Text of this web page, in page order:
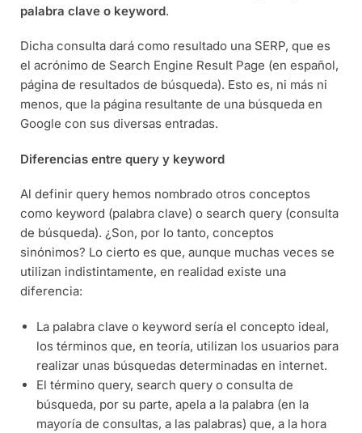
palabra clave o keyword.
Dicha consulta dará como resultado una SERP, que es
el acrónimo de Search Engine Result Page (en español,
página de resultados de búsqueda). Esto es, ni más ni
menos, que la página resultante de una búsqueda en
Google con sus diversas entradas.
Diferencias entre query y keyword
Al definir query hemos nombrado otros conceptos
como keyword (palabra clave) o search query (consulta
de búsqueda). ¿Son, por lo tanto, conceptos
sinónimos? Lo cierto es que, aunque muchas veces se
utilizan indistintamente, en realidad existe una
diferencia:
La palabra clave o keyword sería el concepto ideal,
los términos que, en teoría, utilizan los usuarios para
realizar unas búsquedas determinadas en internet.
El término query, search query o consulta de
búsqueda, por su parte, apela a la palabra (en la
mayoría de consultas, a las palabras) que, a la hora